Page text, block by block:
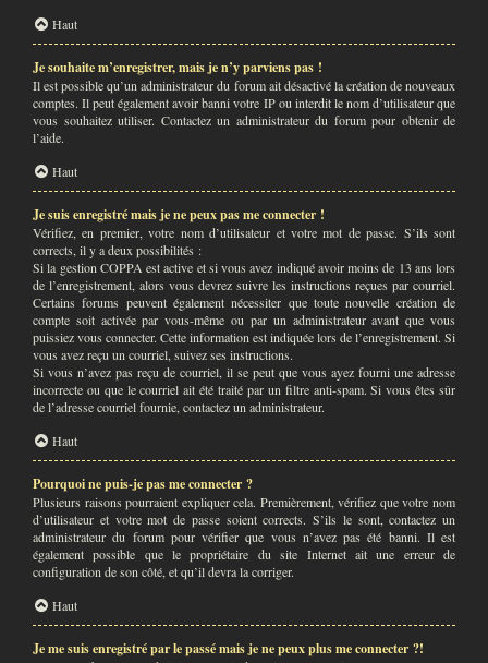
Haut
Je souhaite m’enregistrer, mais je n’y parviens pas !
Il est possible qu’un administrateur du forum ait désactivé la création de nouveaux
comptes. Il peut également avoir banni votre IP ou interdit le nom d’utilisateur que
vous souhaitez utiliser. Contactez un administrateur du forum pour obtenir de
l’aide.
Haut
Je suis enregistré mais je ne peux pas me connecter !
Vérifiez, en premier, votre nom d’utilisateur et votre mot de passe. S’ils sont
corrects, il y a deux possibilités :
Si la gestion COPPA est active et si vous avez indiqué avoir moins de 13 ans lors
de l’enregistrement, alors vous devrez suivre les instructions reçues par courriel.
Certains forums peuvent également nécessiter que toute nouvelle création de
compte soit activée par vous-même ou par un administrateur avant que vous
puissiez vous connecter. Cette information est indiquée lors de l’enregistrement. Si
vous avez reçu un courriel, suivez ses instructions.
Si vous n’avez pas reçu de courriel, il se peut que vous ayez fourni une adresse
incorrecte ou que le courriel ait été traité par un filtre anti-spam. Si vous êtes sûr
de l’adresse courriel fournie, contactez un administrateur.
Haut
Pourquoi ne puis-je pas me connecter ?
Plusieurs raisons pourraient expliquer cela. Premièrement, vérifiez que votre nom
d’utilisateur et votre mot de passe soient corrects. S’ils le sont, contactez un
administrateur du forum pour vérifier que vous n’avez pas été banni. Il est
également possible que le propriétaire du site Internet ait une erreur de
configuration de son côté, et qu’il devra la corriger.
Haut
Je me suis enregistré par le passé mais je ne peux plus me connecter ?!